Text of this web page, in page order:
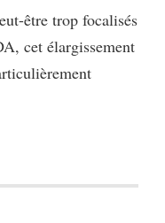
être trop focalisés
cet élargissement